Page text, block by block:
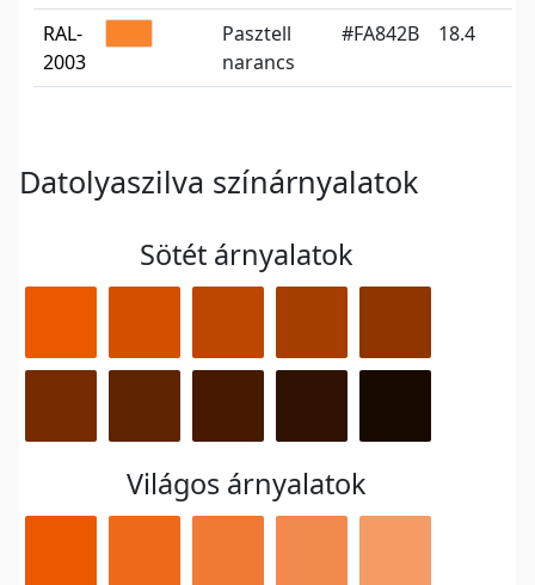
RAL-
2003
Pasztell
narancs
#FA842B 18.4
Datolyaszilva színárnyalatok
Sötét árnyalatok
Világos árnyalatok